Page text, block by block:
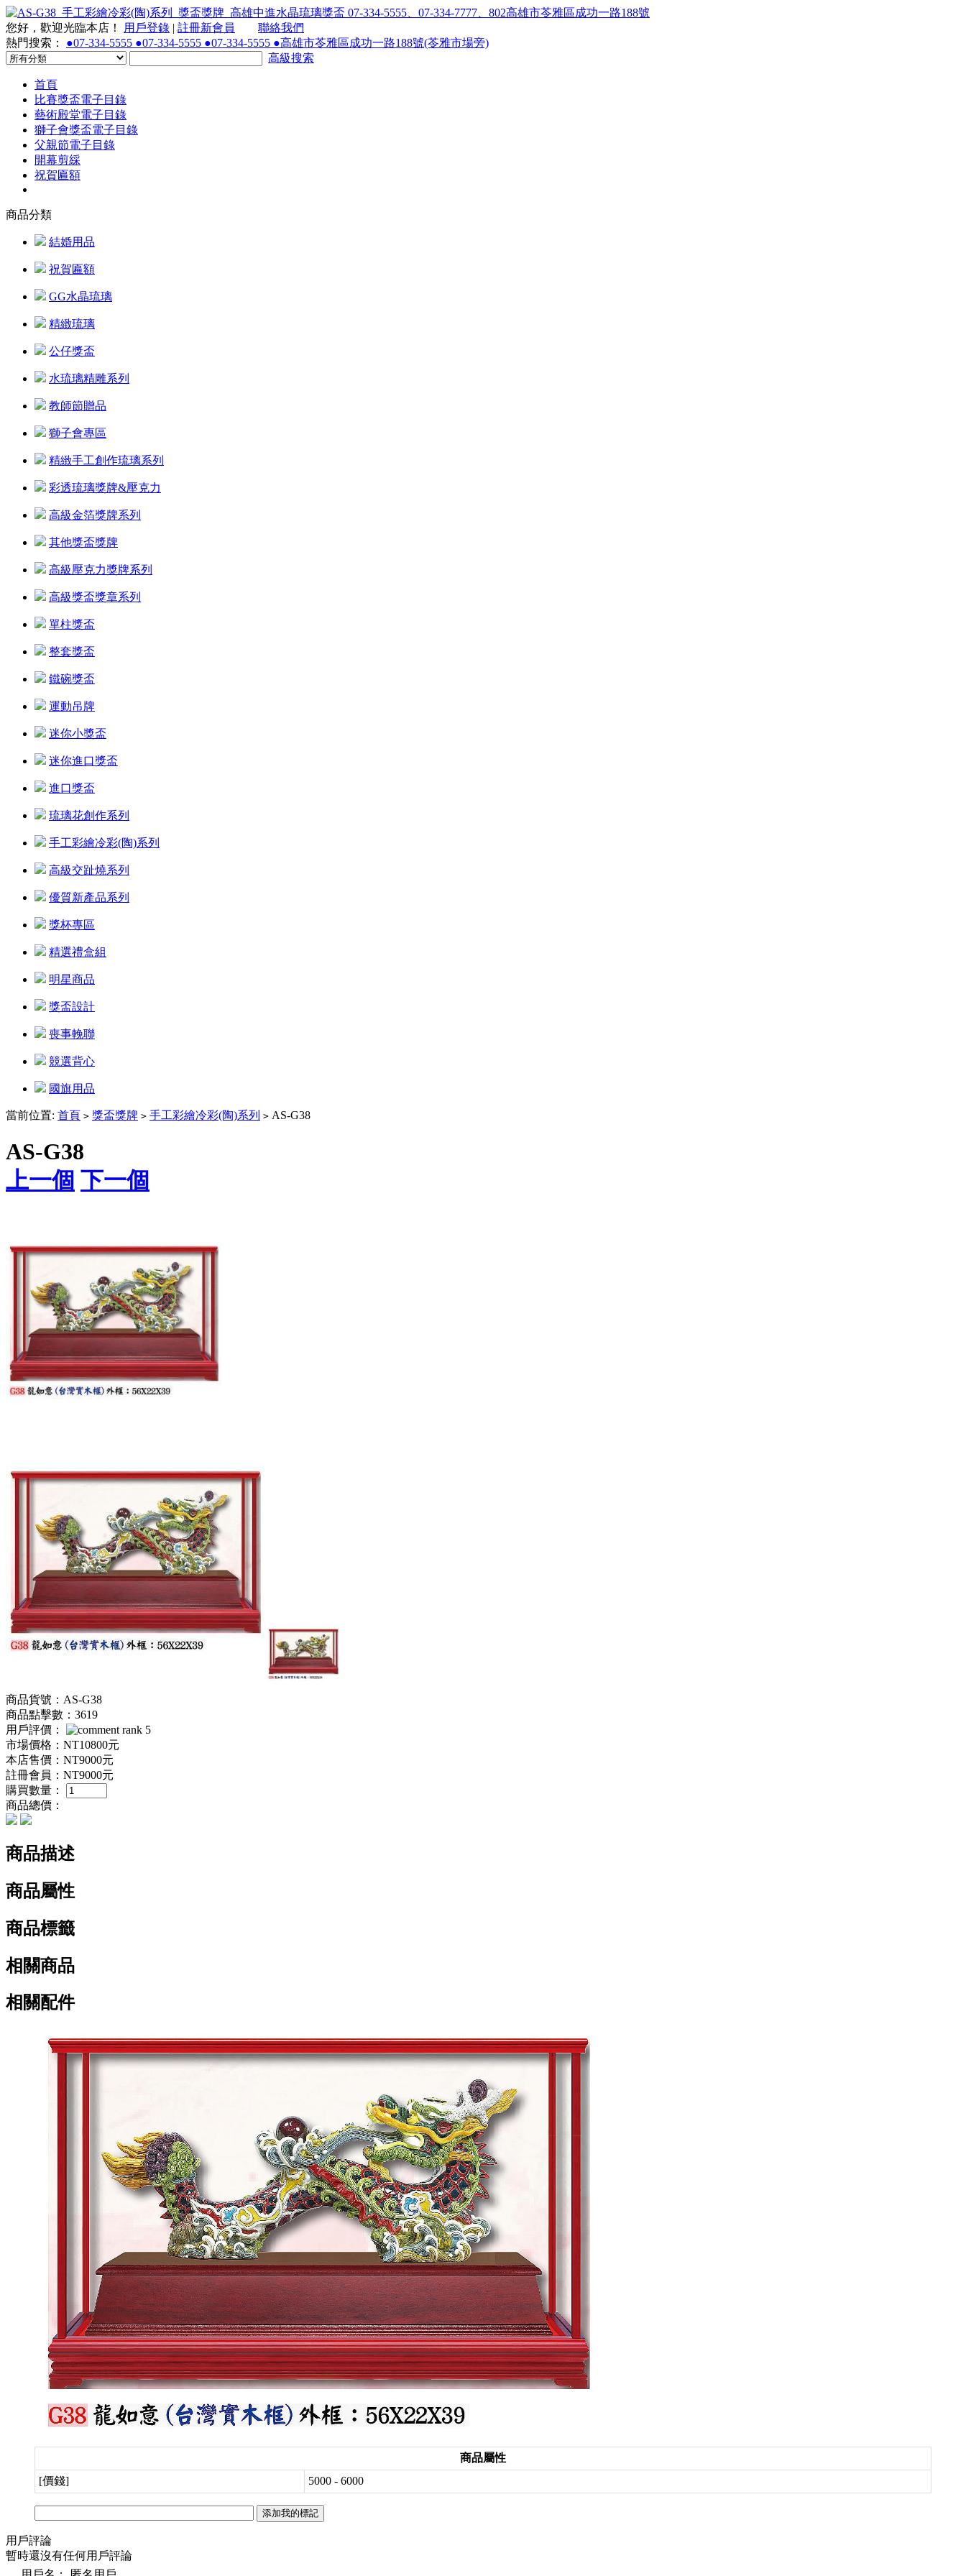
您好，歡迎光臨本店！ 用戶登錄 | 註冊新會員
聯絡我們
熱門搜索： ●07-334-5555 ●07-334-5555 ●07-334-5555 ●高雄市苓雅區成功一路188號(苓雅市場旁)
高級搜索
首頁
比賽獎盃電子目錄
藝術殿堂電子目錄
獅子會獎盃電子目錄
父親節電子目錄
開幕剪綵
祝賀匾額
商品分類
結婚用品
祝賀匾額
GG水晶琉璃
精緻琉璃
公仔獎盃
水琉璃精雕系列
教師節贈品
獅子會專區
精緻手工創作琉璃系列
彩透琉璃獎牌&壓克力
高級金箔獎牌系列
其他獎盃獎牌
高級壓克力獎牌系列
高級獎盃獎章系列
單柱獎盃
整套獎盃
鐵碗獎盃
運動吊牌
迷你小獎盃
迷你進口獎盃
進口獎盃
琉璃花創作系列
手工彩繪冷彩(陶)系列
高級交趾燒系列
優質新產品系列
獎杯專區
精選禮盒組
明星商品
獎盃設計
喪事輓聯
競選背心
國旗用品
當前位置: 首頁 > 獎盃獎牌 > 手工彩繪冷彩(陶)系列 > AS-G38
AS-G38
上一個 下一個
商品貨號：AS-G38
商品點擊數：3619
用戶評價：
市場價格： NT10800元
本店售價： NT9000元
註冊會員： NT9000元
購買數量：
商品總價：
商品描述
商品屬性
商品標籤
相關商品
相關配件
商品屬性
[價錢]
5000 - 6000
用戶評論
暫時還沒有任何用戶評論